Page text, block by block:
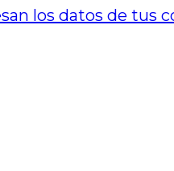
los datos de tus